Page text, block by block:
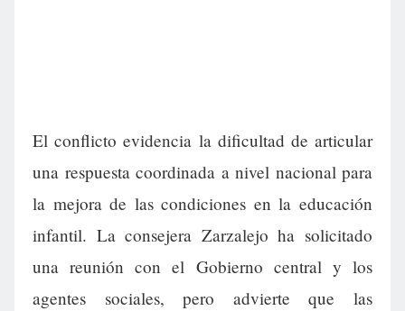
El conflicto evidencia la dificultad de articular
una respuesta coordinada a nivel nacional para
la mejora de las condiciones en la educación
infantil. La consejera Zarzalejo ha solicitado
una reunión con el Gobierno central y los
agentes sociales, pero advierte que las